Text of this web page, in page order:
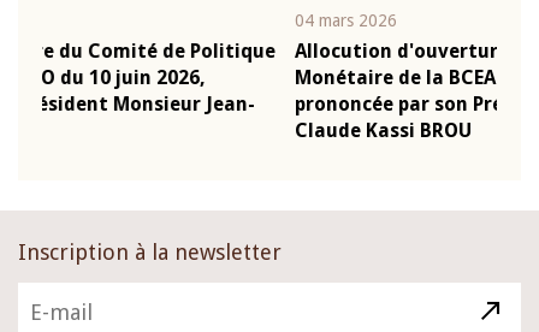
Allocution d'ouverture du Comité de Politique
Monétaire de la BCEAO du 4 mars 2026,
prononcée par son Président Monsieur Jean-
Inscription à la newsletter